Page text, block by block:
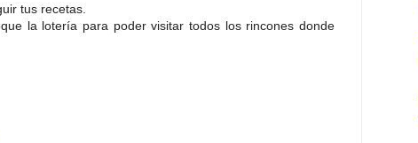
tus recetas.
la lotería para poder visitar todos los rincones donde